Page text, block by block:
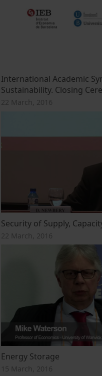
International Academic
Sustainability. Closing
22 March, 2016
Security of Supply,
22 March, 2016
Energy Storage
15 March, 2016